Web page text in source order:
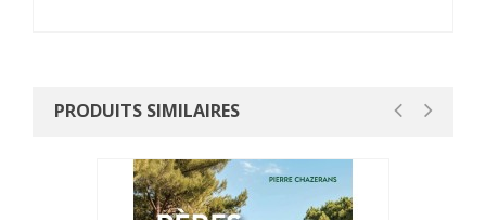
PRODUITS SIMILAIRES